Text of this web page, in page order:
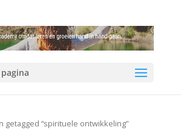
getagged “spirituele ontwikkeling”